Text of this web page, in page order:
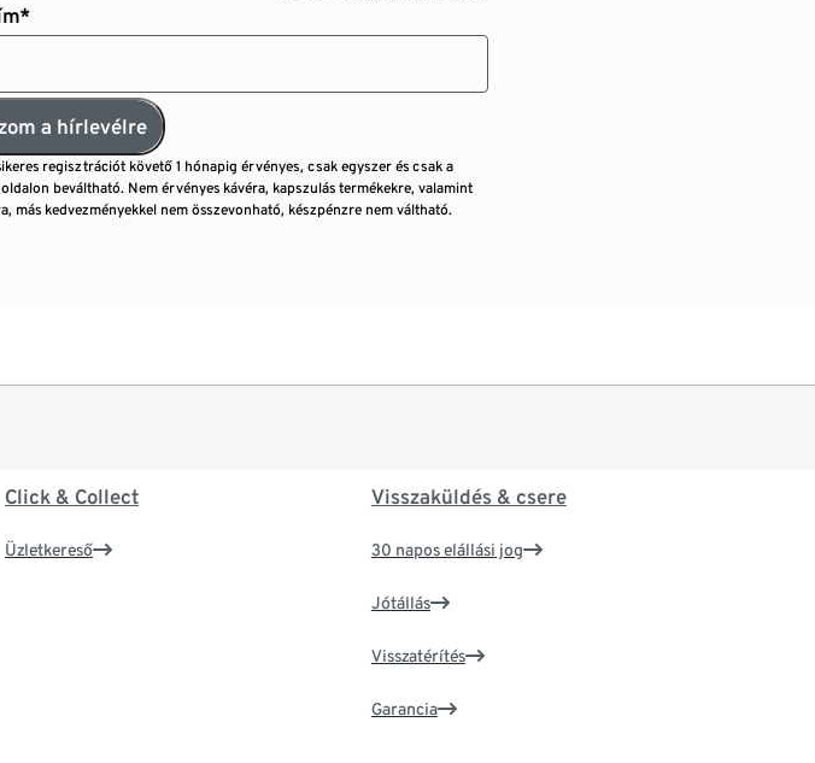
a hírlevélre
regisztrációt követő 1 hónapig érvényes, csak egyszer és csak a
beváltható. Nem érvényes kávéra, kapszulás termékekre, valamint
más kedvezményekkel nem összevonható, készpénzre nem váltható.
Click & Collect
Üzletkereső
Visszaküldés & csere
30 napos elállási jog
Jótállás
Visszatérítés
Garancia